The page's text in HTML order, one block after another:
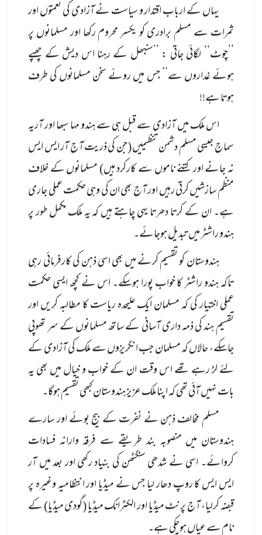
یہاں کے ارباب اقتدار و سیاست نے آزادی کی نعمتوں اور
ثمرات سے مسلم برادری کو یکسر محروم رکھا اور مسلمانوں پر
’’چوٹ‘‘ لگائی جاتی : ’’سنبھل کے رہنا اس دیش کے چھپے
ہوئے غداروں سے‘‘ جس میں روئے سخن مسلمانوں کی طرف
ہوتا ہے!!
اس ملک میں آزادی سے قبل ہی سے ہندو مہا سبھا اور آریہ
سماج جیسی مسلم دشمن تنظیمیں (جن کی ذریت آج آر ایس ایس
نہ جانے اور کتنے ناموں سے کارکرد ہیں) مسلمانوں کے خلاف
منظم سازشیں کرتی رہیں اور آج بھی ان کی وہی حکمت عملی جاری
ہے۔ ان کے کرتا دھرتا یہی چاہتے ہیں کہ یہ ملک مکمل طور پر
ہندو راشٹر میں تبدیل ہوجائے۔
ہندوستان کو تقسیم کرنے میں بھی اسی ذہن کی کارفرمائی رہی
تاکہ ہندو راشٹر کا خواب پورا ہوسکے۔ اس نے کچھ ایسی حکمت
عملی اختیار کی کہ مسلمان ایک علیحدہ ریاست کا مطالبہ کریں اور
تقسیم ہند کی ذمہ داری آسانی کے ساتھ مسلمانوں کے سر تھوپی
جاسکے، حالاں کہ مسلمان جب انگریزوں سے ملک کی آزادی کے
لئے لڑ رہے تھے اس وقت ان کے خواب و خیال میں بھی یہ
بات نہیں آئی تھی کہ اپنا ملک عزیز ہندوستان کبھی تقسیم ہوگا۔
مسلم مخالف ذہن نے نفرت کے بیج بوئے اور سارے
ہندوستان میں منصوبہ بند طریقے سے فرقہ وارانہ فسادات
کروائے۔ اسی نے شدھی سنگٹھن کی بنیاد رکھی اور بعد میں آر
ایس ایس کا روپ دھار لیا جس نے میڈیا اور انتظامیہ وغیرہ پر
قبضہ کرلیا، آج پرنٹ میڈیا اور الکٹرانک میڈیا (گودی میڈیا) کے
نام سے عیاں ہوچکی ہے۔